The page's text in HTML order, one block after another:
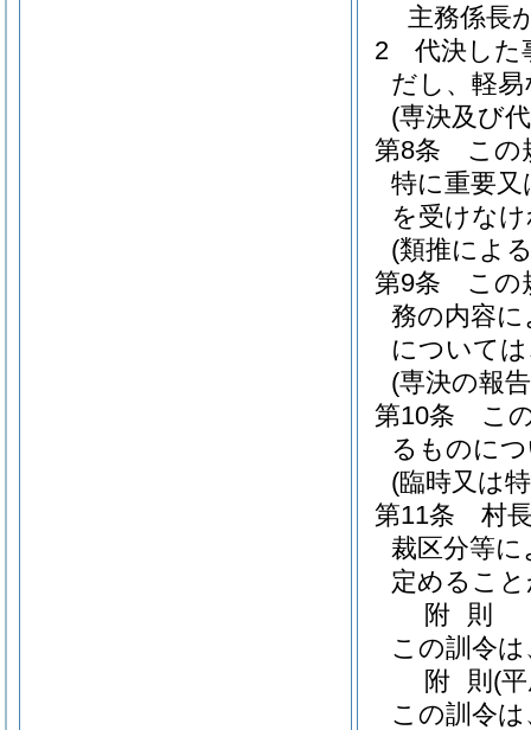
主務係長
2
代決した
だし、軽
(専決及び
第8条
この
特に重要
を受けな
(類推によ
第9条
この
務の内容
について
(専決の報
第10条
こ
るものに
(臨時又は
第11条
村
裁区分等
定めるこ
附 則
この訓令
附 則 (
この訓令